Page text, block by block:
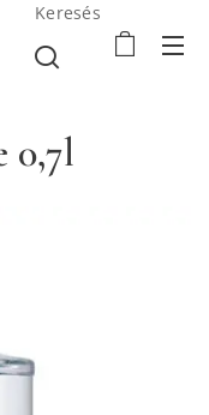
Keresés
0,7l